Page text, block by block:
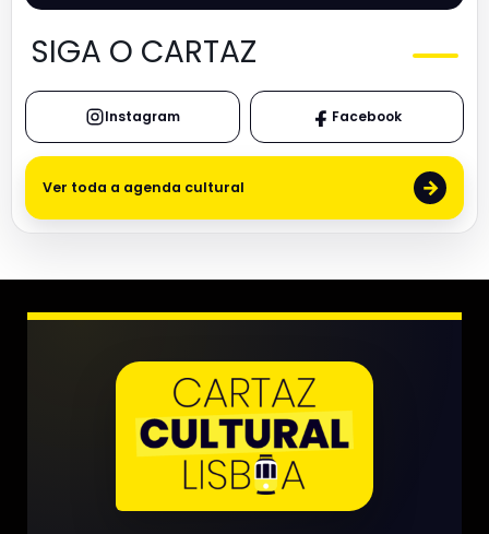
SIGA O CARTAZ
Instagram Facebook
Ver toda a agenda cultural →